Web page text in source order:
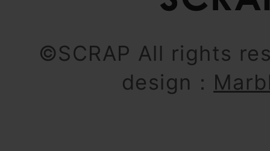
©SCRAP All rights
design：